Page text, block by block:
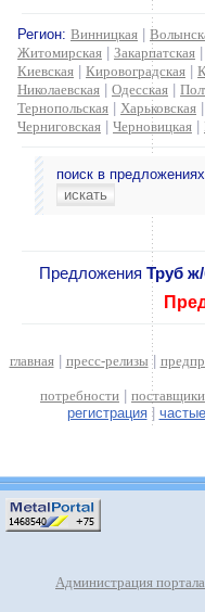
Регион: Винницкая
Житомирская
Закарпатская
Киевская
Кировоградская
Николаевская
Одесская
Тернопольская
Харьковская
Черниговская
Черновицкая
поиск в предложениях
Предложения Труб
главная| пресс-релизы |
потребности
поставщики
регистрация|
Администрация портала